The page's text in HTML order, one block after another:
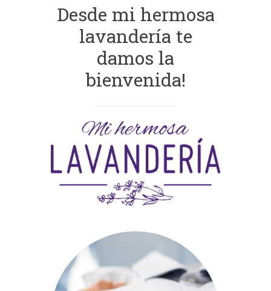
Desde mi hermosa
lavandería te
damos la
bienvenida!